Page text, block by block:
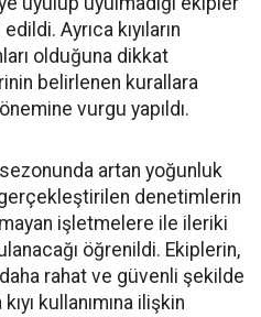
Ayrıca kıyıların
olduğuna dikkat
belirlenen kurallara
vurgu yapıldı.
artan yoğunluk
gerçekleştirilen denetimlerin
işletmelere ile ileriki
öğrenildi. Ekiplerin,
rahat ve güvenli şekilde
kullanımına ilişkin